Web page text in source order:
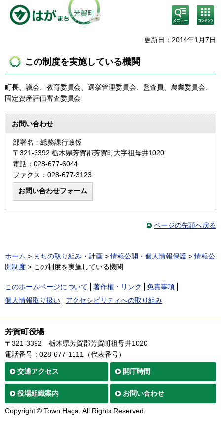
検
索・
メニ
コン
テン
ニュ
更新日：2014年1月7日
この制度を実施している機関
町長、議会、教育委員会、選挙管理委員会、監査員、農業委員会、
固定資産評価審査委員会
お問い合わせ
部署名：総務課行政係
〒321-3392 栃木県芳賀郡芳賀町大字祖母井1020
電話：028-677-6044
ファクス：028-677-3123
ページの先頭へ戻る
ホーム > まちの取り組み・計画 >情報公開・個人情報保護 >情報公
開制度 > この制度を実施している機関
このホームページについて 著作権・リンク
免責事項
個人情報取り扱い
アクセシビリティへの取り組み
芳賀町役場
〒321-3392
栃木県芳賀郡芳賀町祖母井1020
電話番号：028-677-1111（代表番号）
交通アクセス 開庁時間
役場組織案内 お問い合わせ
Copyright © Town Haga. All Rights Reserved.